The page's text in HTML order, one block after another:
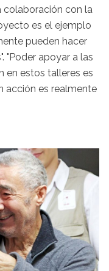
colaboración con la
es el ejemplo
pueden hacer
"Poder apoyar a las
en estos talleres es
acción es realmente